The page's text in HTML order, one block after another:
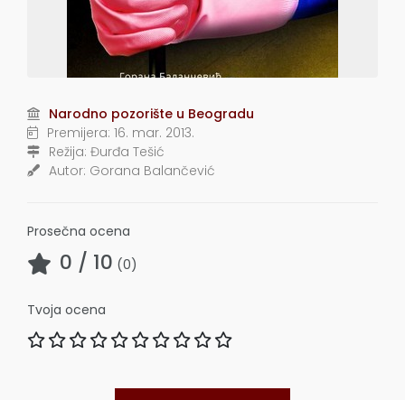
Narodno pozorište u Beogradu
Premijera: 16. mar. 2013.
Režija: Đurđa Tešić
Autor: Gorana Balančević
Prosečna ocena
0 / 10 (0)
Tvoja ocena